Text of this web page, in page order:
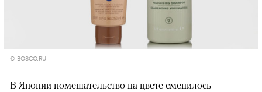
© BOSCO.RU
В Японии помешательство на цвете сменилось